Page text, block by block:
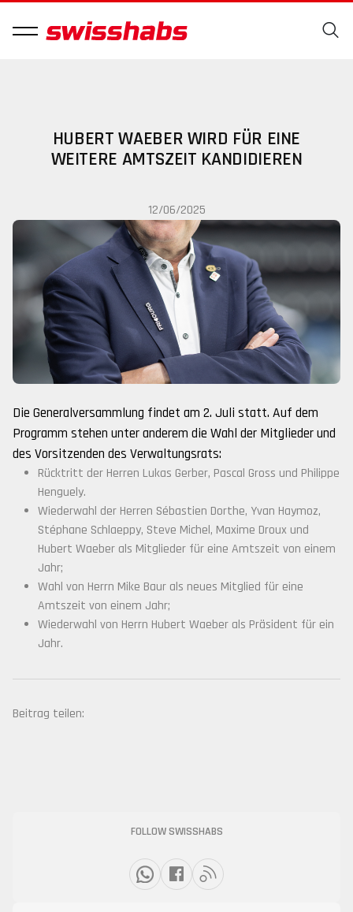
HUBERT WAEBER WIRD FÜR EINE
WEITERE AMTSZEIT KANDIDIEREN
12/06/2025
Die Generalversammlung findet am 2. Juli statt. Auf dem
Programm stehen unter anderem die Wahl der Mitglieder und
des Vorsitzenden des Verwaltungsrats:
Rücktritt der Herren Lukas Gerber, Pascal Gross und Philippe
Henguely.
Wiederwahl der Herren Sébastien Dorthe, Yvan Haymoz,
Stéphane Schlaeppy, Steve Michel, Maxime Droux und
Hubert Waeber als Mitglieder für eine Amtszeit von einem
Jahr;
Wahl von Herrn Mike Baur als neues Mitglied für eine
Amtszeit von einem Jahr;
Wiederwahl von Herrn Hubert Waeber als Präsident für ein
Jahr.
Beitrag teilen:
FOLLOW SWISSHABS